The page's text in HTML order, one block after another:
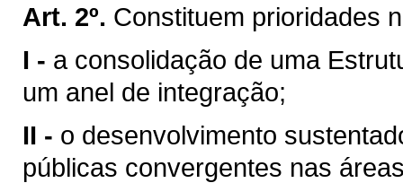
Art. 2º. Constituem prioridades
I - a consolidação de uma
um anel de integração;
II - o desenvolvimento
públicas convergentes nas